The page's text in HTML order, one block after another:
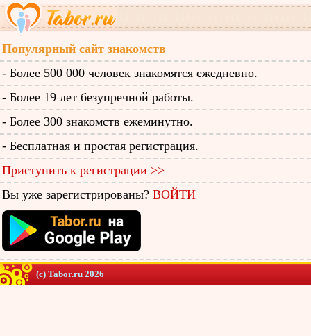
Популярный сайт знакомств
- Более 500 000 человек знакомятся ежедневно.
- Более 19 лет безупречной работы.
- Более 300 знакомств ежеминутно.
- Бесплатная и простая регистрация.
Приступить к регистрации >>
Вы уже зарегистрированы? ВОЙТИ
(c) Tabor.ru 2026